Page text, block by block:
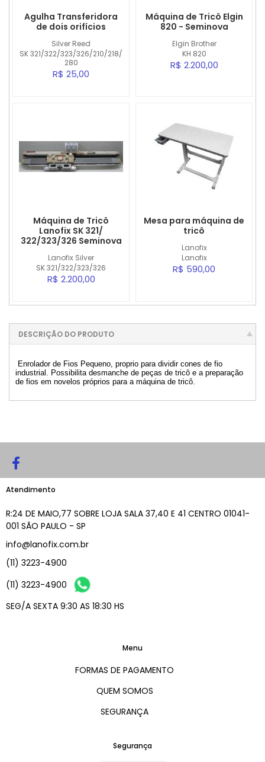
Silver Reed
SK 321/322/323/326/210/218/
280
Agulha Transferidora
de dois orifícios
R$ 25,00
Elgin Brother
KH 820
Máquina de Tricô Elgin
820 - Seminova
R$ 2.200,00
Lanofix Silver
SK 321/322/323/326
Máquina de Tricô
Lanofix SK 321/
322/323/326 Seminova
R$ 2.200,00
Lanofix
Lanofix
Mesa para máquina de
tricô
R$ 590,00
DESCRIÇÃO DO PRODUTO
Enrolador de Fios Pequeno, proprio para dividir cones de fio
industrial. Possibilita desmanche de peças de tricô e a preparação
de fios em novelos próprios para a máquina de tricô.
Atendimento
R:24 DE MAIO,77 SOBRE LOJA SALA 37,40 E 41 CENTRO 01041-
001 SÃO PAULO - SP
info@lanofix.com.br
(11) 3223-4900
(11) 3223-4900
SEG/A SEXTA 9:30 AS 18:30 HS
Menu
FORMAS DE PAGAMENTO
QUEM SOMOS
SEGURANÇA
Segurança